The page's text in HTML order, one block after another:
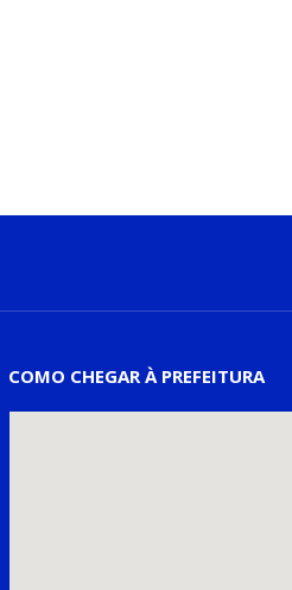
COMO CHEGAR À PREFEITURA